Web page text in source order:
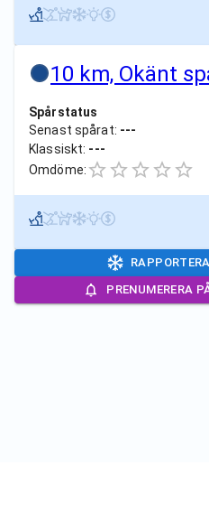
10 km, Okänt
Spårstatus
Senast spårat: ---
Klassiskt: ---
Omdöme:
PRENUMERERA